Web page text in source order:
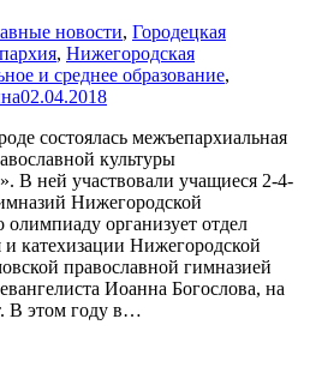
новости, Городецкая
, Нижегородская
и среднее образование,
02.04.2018
состоялась межъепархиальная
культуры
В ней участвовали учащиеся 2-4-
Нижегородской
организует отдел
и катехизации Нижегородской
православной гимназией
Иоанна Богослова, на
В этом году в…